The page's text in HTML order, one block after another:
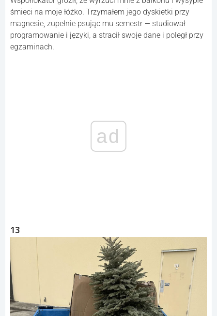
śmieci na moje łóżko. Trzymałem jego dyskietki przy
magnesie, zupełnie psując mu semestr — studiował
programowanie i języki, a stracił swoje dane i poległ przy
egzaminach.
ad
13